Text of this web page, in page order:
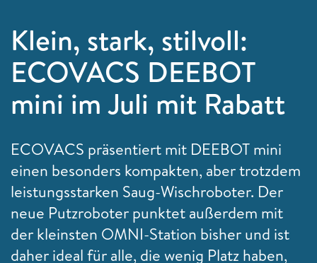
Klein, stark, stilvoll:
ECOVACS DEEBOT
mini im Juli mit Rabatt
ECOVACS präsentiert mit DEEBOT mini
einen besonders kompakten, aber trotzdem
leistungsstarken Saug-Wischroboter. Der
neue Putzroboter punktet außerdem mit
der kleinsten OMNI-Station bisher und ist
daher ideal für alle, die wenig Platz haben,